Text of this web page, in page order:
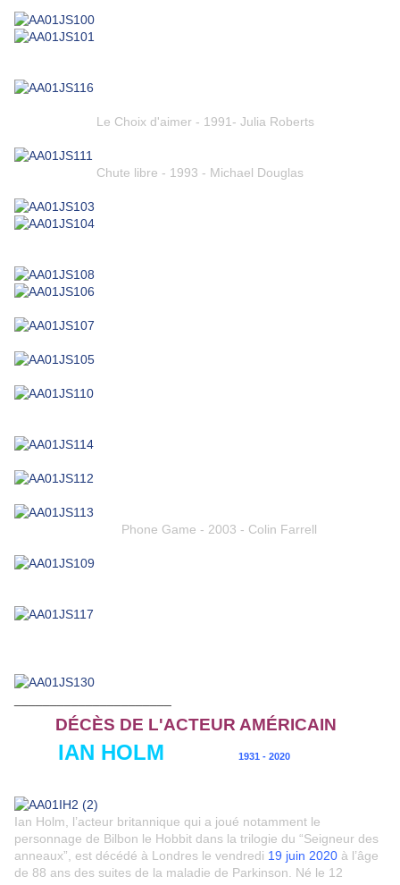
Le Choix d'aimer - 1991- Julia Roberts
Chute libre - 1993 - Michael Douglas
Phone Game - 2003 - Colin Farrell
DÉCÈS DE L'ACTEUR AMÉRICAIN
IAN HOLM 1931 - 2020
Ian Holm, l’acteur britannique qui a joué notamment le
personnage de Bilbon le Hobbit dans la trilogie du “Seigneur des
anneaux”, est décédé à Londres le vendredi 19 juin 2020 à l’âge
de 88 ans des suites de la maladie de Parkinson. Né le 12